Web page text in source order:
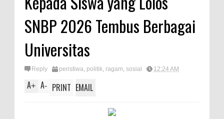
SNBP 2026 Tembus Berbagai
Universitas
Reply peristiwa, politik, ragam, sosial 12:24 AM
A+ A- PRINT EMAIL